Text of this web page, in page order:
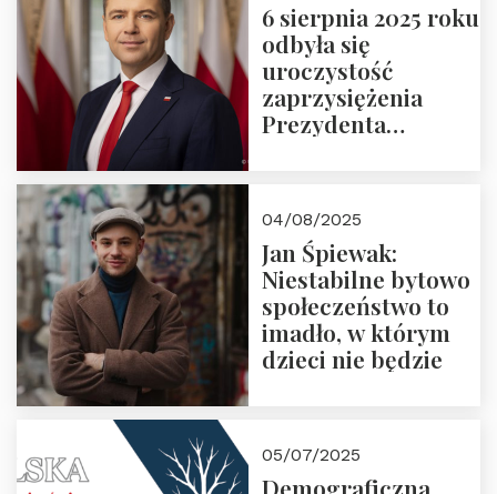
6 sierpnia 2025 roku
odbyła się
uroczystość
zaprzysiężenia
Prezydenta
Nawrockiego
04/08/2025
Jan Śpiewak:
Niestabilne bytowo
społeczeństwo to
imadło, w którym
dzieci nie będzie
05/07/2025
Demograficzna